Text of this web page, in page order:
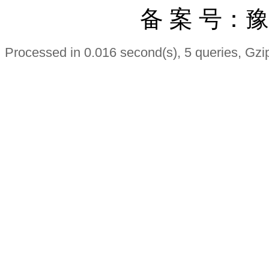
备 案 号：
Processed in 0.016 second(s), 5 queries,